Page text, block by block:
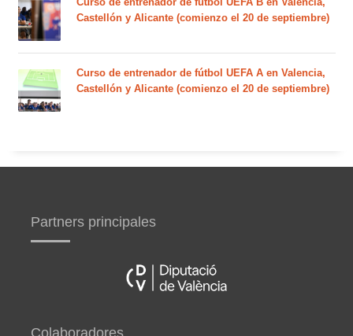
Castellón y Alicante (comienzo el 20 de septiembre)
Curso de entrenador de fútbol UEFA A en Valencia,
Castellón y Alicante (comienzo el 20 de septiembre)
Partners principales
Colaboradores